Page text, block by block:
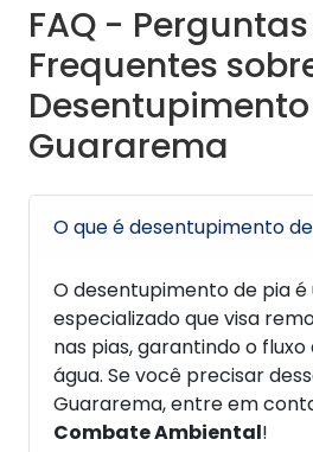
FAQ - Perguntas
Frequentes
Guararema
O que é desentupimento
O desentupimento de pia é
especializado que visa
nas pias, garantindo o
água. Se você precisar
Guararema, entre em
Combate Ambiental!